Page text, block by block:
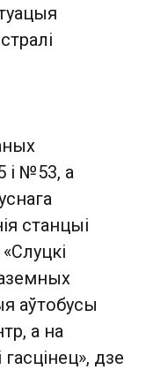
і №53, а
станцыі
аўтобусы
а на
дзе